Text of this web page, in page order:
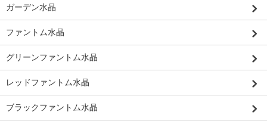
ガーデン水晶
ファントム水晶
グリーンファントム水晶
レッドファントム水晶
ブラックファントム水晶